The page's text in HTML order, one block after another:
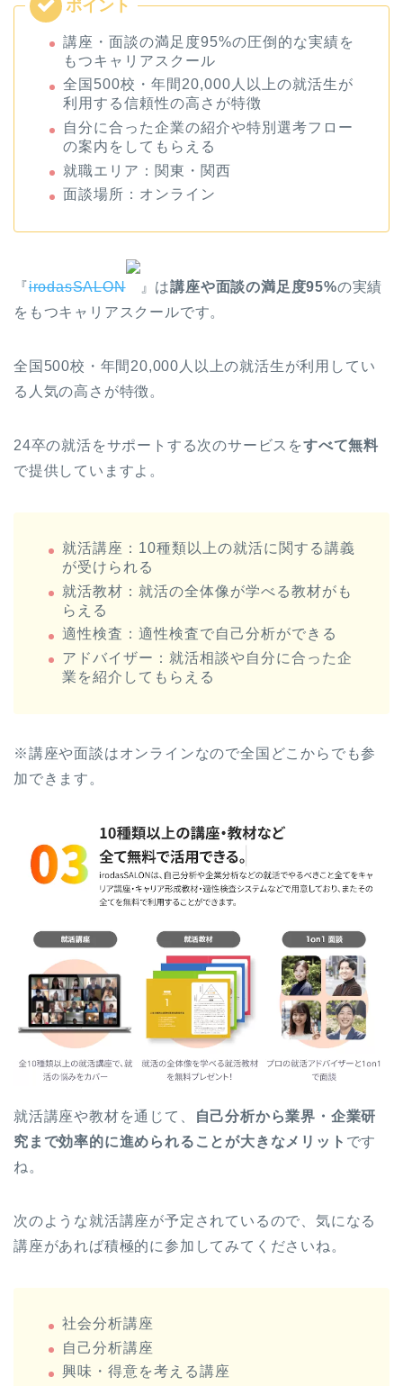
講座・面談の満足度95%の圧倒的な実績を
もつキャリアスクール
全国500校・年間20,000人以上の就活生が
利用する信頼性の高さが特徴
自分に合った企業の紹介や特別選考フロー
の案内をしてもらえる
就職エリア：関東・関西
面談場所：オンライン
『irodasSALON 』は講座や面談の満足度95%の実績
をもつキャリアスクールです。
全国500校・年間20,000人以上の就活生が利用してい
る人気の高さが特徴。
24卒の就活をサポートする次のサービスをすべて無料
で提供していますよ。
就活講座：10種類以上の就活に関する講義
が受けられる
就活教材：就活の全体像が学べる教材がも
らえる
適性検査：適性検査で自己分析ができる
アドバイザー：就活相談や自分に合った企
業を紹介してもらえる
※講座や面談はオンラインなので全国どこからでも参
加できます。
就活講座や教材を通じて、
自己分析から業界・企業研
究まで効率的に進められることが大きなメリット です
ね。
次のような就活講座が予定されているので、気になる
講座があれば積極的に参加してみてくださいね。
社会分析講座
自己分析講座
興味・得意を考える講座